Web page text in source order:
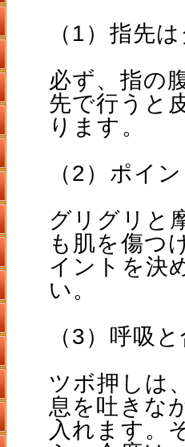
（ 1）指先
必ず、指の
先で行うと
ります。
（2）ポイ
グリグリと
も肌を傷つ
イントを決
い。
（3）呼吸
ツボ押しは
息を吐きな
入れます。